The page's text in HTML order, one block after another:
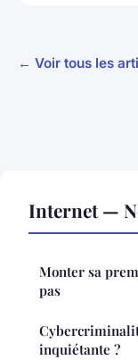
← Voir tous les
Internet —
Monter sa
pas
inquiétante ?